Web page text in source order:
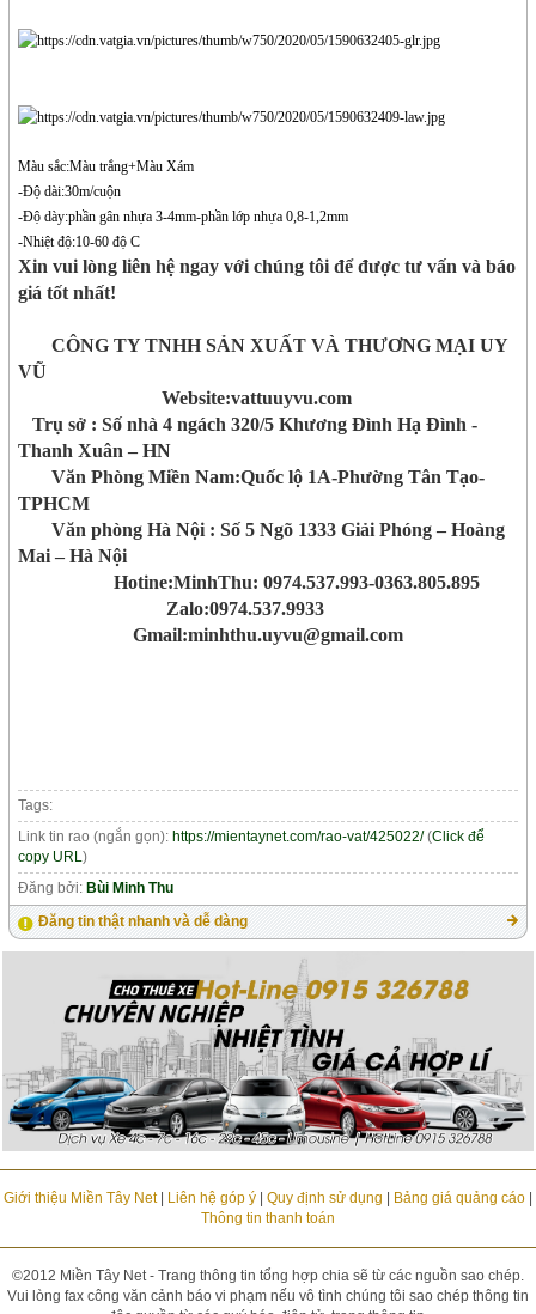
Màu sắc:Màu trắng+Màu Xám
-Độ dài:30m/cuộn
-Độ dày:phần gân nhựa 3-4mm-phần lớp nhựa 0,8-1,2mm
-Nhiệt độ:10-60 độ C
Xin vui lòng liên hệ ngay với chúng tôi để được tư vấn và báo
giá tốt nhất!
CÔNG TY TNHH SẢN XUẤT VÀ THƯƠNG MẠI UY
VŨ
Website:vattuuyvu.com
Trụ sở : Số nhà 4 ngách 320/5 Khương Đình Hạ Đình -
Thanh Xuân – HN
Văn Phòng Miền Nam:Quốc lộ 1A-Phường Tân Tạo-
TPHCM
Văn phòng Hà Nội : Số 5 Ngõ 1333 Giải Phóng – Hoàng
Mai – Hà Nội
Hotine:MinhThu: 0974.537.993-0363.805.895
Zalo:0974.537.9933
Gmail:minhthu.uyvu@gmail.com
Tags:
Link tin rao (ngắn gọn): https://mientaynet.com/rao-vat/425022/(Click để
copy URL)
Đăng bởi: Bùi Minh Thu
Đăng tin thật nhanh và dễ dàng
Giới thiệu Miền Tây Net| Liên hệ góp ý| Quy định sử dụng Bảng giá quảng cáo|
Thông tin thanh toán
©2012 Miền Tây Net - Trang thông tin tổng hợp chia sẽ từ các nguồn sao chép.
Vui lòng fax công văn cảnh báo vi phạm nếu vô tình chúng tôi sao chép thông tin